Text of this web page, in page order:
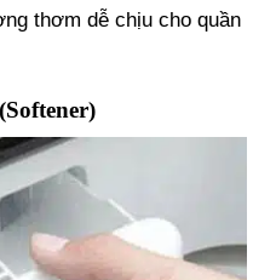
thơm dễ chịu cho quần